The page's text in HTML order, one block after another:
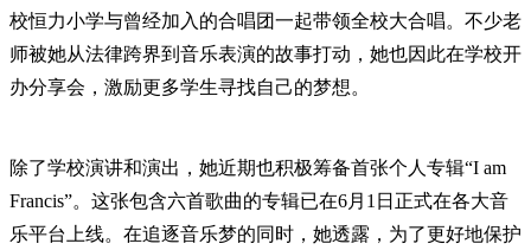
校恒力小学与曾经加入的合唱团一起带领全校大合唱。不少老
师被她从法律跨界到音乐表演的故事打动，她也因此在学校开
办分享会，激励更多学生寻找自己的梦想。
除了学校演讲和演出，她近期也积极筹备首张个人专辑“I am
Francis”。这张包含六首歌曲的专辑已在6月1日正式在各大音
乐平台上线。在追逐音乐梦的同时，她透露，为了更好地保护